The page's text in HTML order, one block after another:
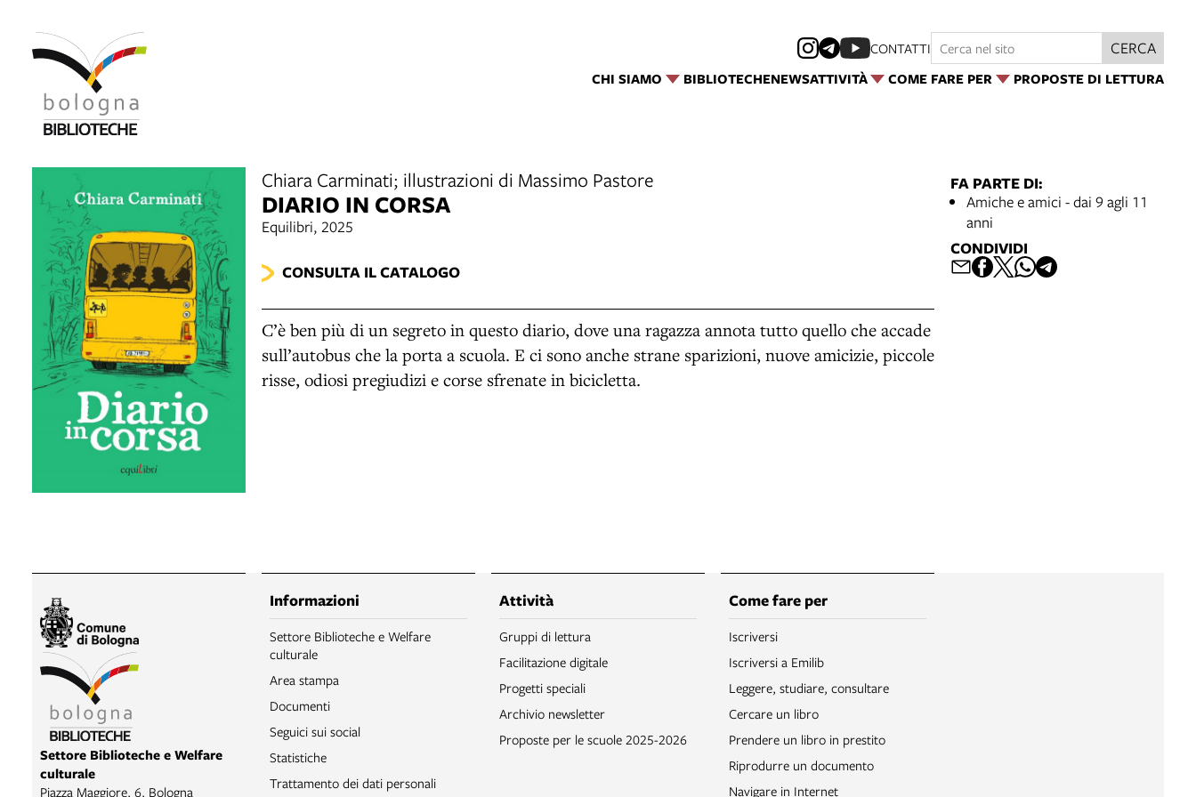
CHI SIAMO BIBLIOTECHENEWSATTIVITÀ COME FARE PER PROPOSTE DI LETTURA
CONTATTI CERCA
Chiara Carminati; illustrazioni di Massimo Pastore
DIARIO IN CORSA
Equilibri, 2025
CONSULTA IL CATALOGO
C’è ben più di un segreto in questo diario, dove una ragazza annota tutto quello che accade
sull’autobus che la porta a scuola. E ci sono anche strane sparizioni, nuove amicizie, piccole
risse, odiosi pregiudizi e corse sfrenate in bicicletta.
FA PARTE DI:
Amiche e amici - dai 9 agli 11
anni
CONDIVIDI
Settore Biblioteche e Welfare
culturale
Piazza Maggiore, 6, Bologna
Informazioni
Settore Biblioteche e Welfare
culturale
Area stampa
Documenti
Seguici sui social
Statistiche
Trattamento dei dati personali
Attività
Gruppi di lettura
Facilitazione digitale
Progetti speciali
Archivio newsletter
Proposte per le scuole 2025-2026
Come fare per
Iscriversi
Iscriversi a Emilib
Leggere, studiare, consultare
Cercare un libro
Prendere un libro in prestito
Riprodurre un documento
Navigare in Internet